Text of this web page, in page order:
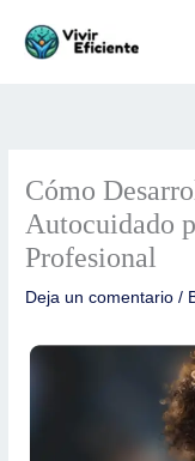
contenido
Cómo
Autocuidado
Profesional
Deja un comentario /